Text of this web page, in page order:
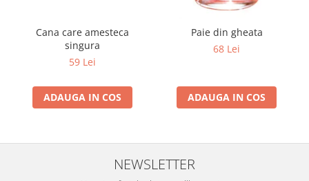
Cana care amesteca
singura
59 Lei
ADAUGA IN COS
Paie din gheata
68 Lei
ADAUGA IN COS
NEWSLETTER